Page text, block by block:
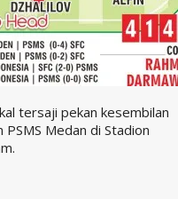
tersaji pekan kesembilan
Medan di Stadion